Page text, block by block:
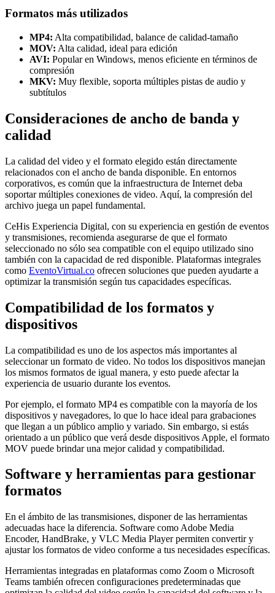
Formatos más utilizados
MP4: Alta compatibilidad, balance de calidad-tamaño
MOV: Alta calidad, ideal para edición
AVI: Popular en Windows, menos eficiente en términos de
compresión
MKV: Muy flexible, soporta múltiples pistas de audio y
subtítulos
Consideraciones de ancho de banda y
calidad
La calidad del video y el formato elegido están directamente
relacionados con el ancho de banda disponible. En entornos
corporativos, es común que la infraestructura de Internet deba
soportar múltiples conexiones de video. Aquí, la compresión del
archivo juega un papel fundamental.
CeHis Experiencia Digital, con su experiencia en gestión de eventos
y transmisiones, recomienda asegurarse de que el formato
seleccionado no sólo sea compatible con el equipo utilizado sino
también con la capacidad de red disponible. Plataformas integrales
como EventoVirtual.co ofrecen soluciones que pueden ayudarte a
optimizar la transmisión según tus capacidades específicas.
Compatibilidad de los formatos y
dispositivos
La compatibilidad es uno de los aspectos más importantes al
seleccionar un formato de video. No todos los dispositivos manejan
los mismos formatos de igual manera, y esto puede afectar la
experiencia de usuario durante los eventos.
Por ejemplo, el formato MP4 es compatible con la mayoría de los
dispositivos y navegadores, lo que lo hace ideal para grabaciones
que llegan a un público amplio y variado. Sin embargo, si estás
orientado a un público que verá desde dispositivos Apple, el formato
MOV puede brindar una mejor calidad y compatibilidad.
Software y herramientas para gestionar
formatos
En el ámbito de las transmisiones, disponer de las herramientas
adecuadas hace la diferencia. Software como Adobe Media
Encoder, HandBrake, y VLC Media Player permiten convertir y
ajustar los formatos de video conforme a tus necesidades específicas.
Herramientas integradas en plataformas como Zoom o Microsoft
Teams también ofrecen configuraciones predeterminadas que